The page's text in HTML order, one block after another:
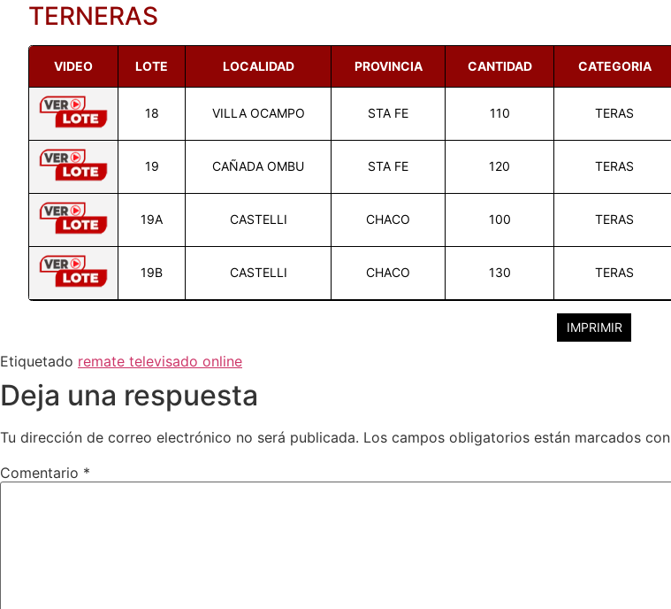
TERNERAS
VIDEO LOTE LOCALIDAD PROVINCIA CANTIDAD CATEGORIA
18 VILLA OCAMPO STA FE 110 TERAS
19 CAÑADA OMBU STA FE 120 TERAS
19A CASTELLI CHACO 100 TERAS
19B CASTELLI CHACO 130 TERAS
IMPRIMIR
Etiquetado remate televisado online
Deja una respuesta
Tu dirección de correo electrónico no será publicada. Los campos obligatorios están marcados con
Comentario *